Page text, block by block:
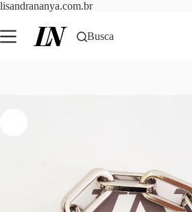
lisandrananya.com.brPular
o
conteúdo
Busca